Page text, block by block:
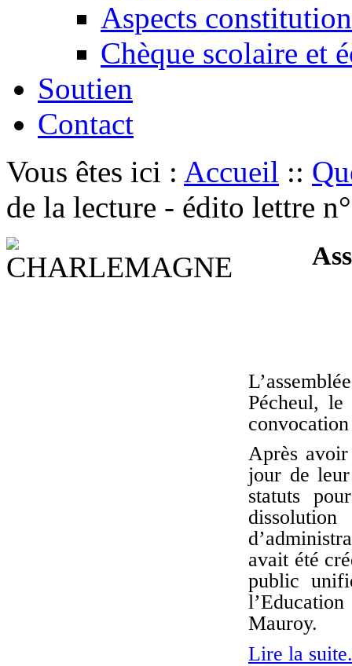
Aspects
Chèque scolaire et
Soutien
Contact
Vous êtes ici : Accueil ::
de la lecture - édito lettre
Pécheul,
Après
jour de
statuts
avait été
public
Mauroy.
Lire la